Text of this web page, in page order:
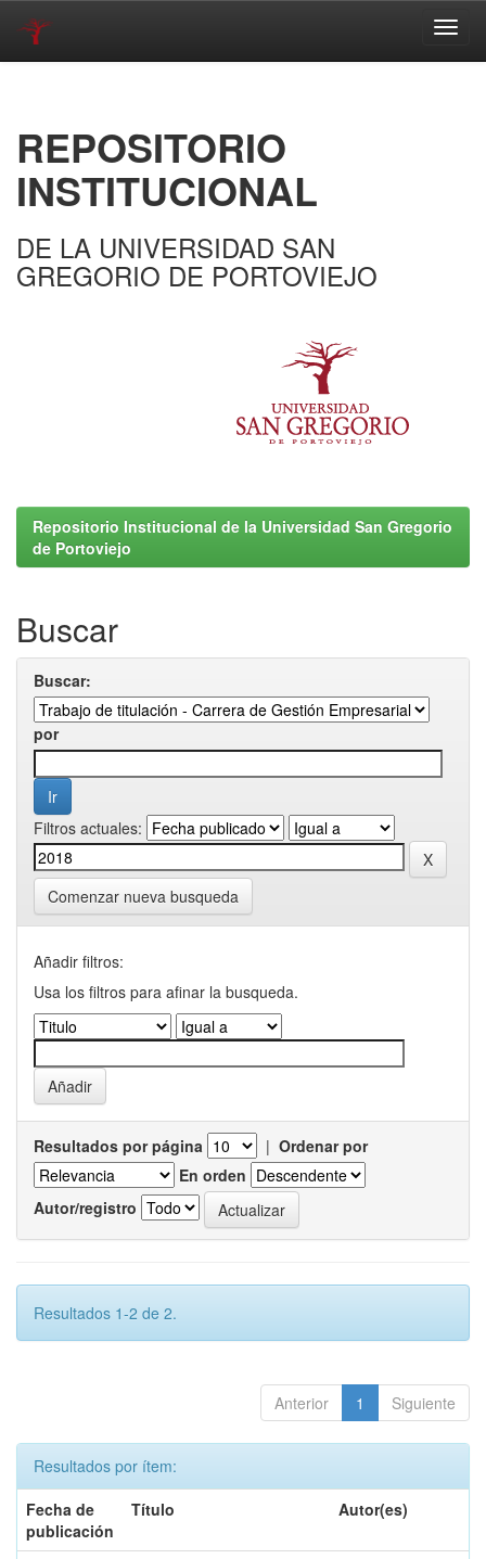
REPOSITORIO
INSTITUCIONAL
DE LA UNIVERSIDAD SAN
GREGORIO DE PORTOVIEJO
Repositorio Institucional de la Universidad San Gregorio
de Portoviejo
Buscar
Buscar:
por
Filtros actuales:
Comenzar nueva busqueda
Añadir filtros:
Usa los filtros para afinar la busqueda.
Resultados por página | Ordenar por
En orden
Autor/registro
Resultados 1-2 de 2.
Anterior 1 Siguiente
Resultados por ítem:
Fecha de
publicación
Título Autor(es)